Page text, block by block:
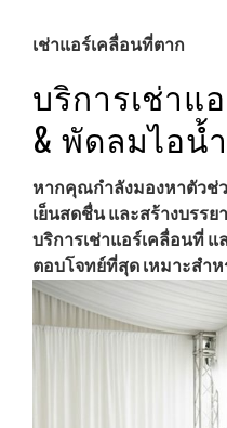
เช่าแอร์เคลื่อนที่ตาก
บริการเช่าแ
& พัดลมไอน้
หากคุณกำลังมองหาตัวช่
เย็นสดชื่น และสร้างบรร
บริการเช่าแอร์เคลื่อนที่
ตอบโจทย์ที่สุด เหมาะสำ